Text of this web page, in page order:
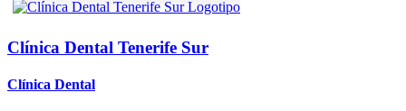
Clínica Dental Tenerife Sur
Clínica Dental